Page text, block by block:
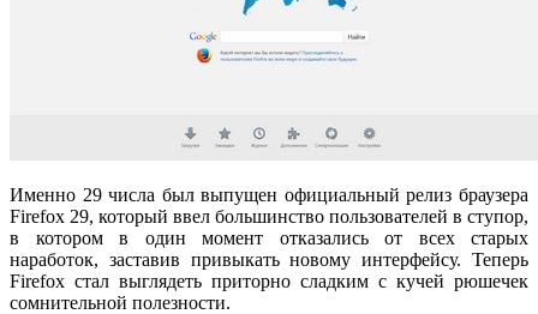
Именно 29 числа был выпущен официальный релиз браузера
Firefox 29, который ввел большинство пользователей в ступор,
в котором в один момент отказались от всех старых
наработок, заставив привыкать новому интерфейсу. Теперь
Firefox стал выглядеть приторно сладким с кучей рюшечек
сомнительной полезности.